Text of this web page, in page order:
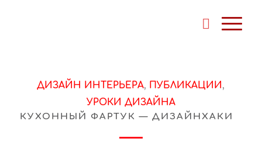
ДИЗАЙН ИНТЕРЬЕРА, ПУБЛИКАЦИИ,
УРОКИ ДИЗАЙНА
КУХОННЫЙ ФАРТУК — ДИЗАЙНХАКИ